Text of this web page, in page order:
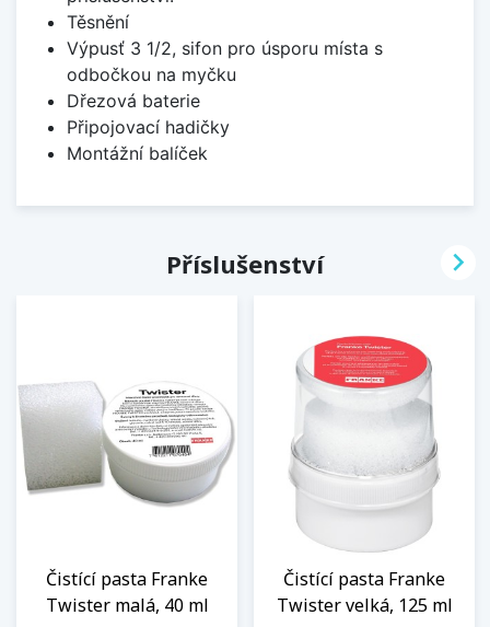
Těsnění
Výpusť 3 1/2, sifon pro úsporu místa s
odbočkou na myčku
Dřezová baterie
Připojovací hadičky
Montážní balíček
Příslušenství
Čistící pasta Franke
Twister malá, 40 ml
Čistící pasta Franke
Twister velká, 125 ml
